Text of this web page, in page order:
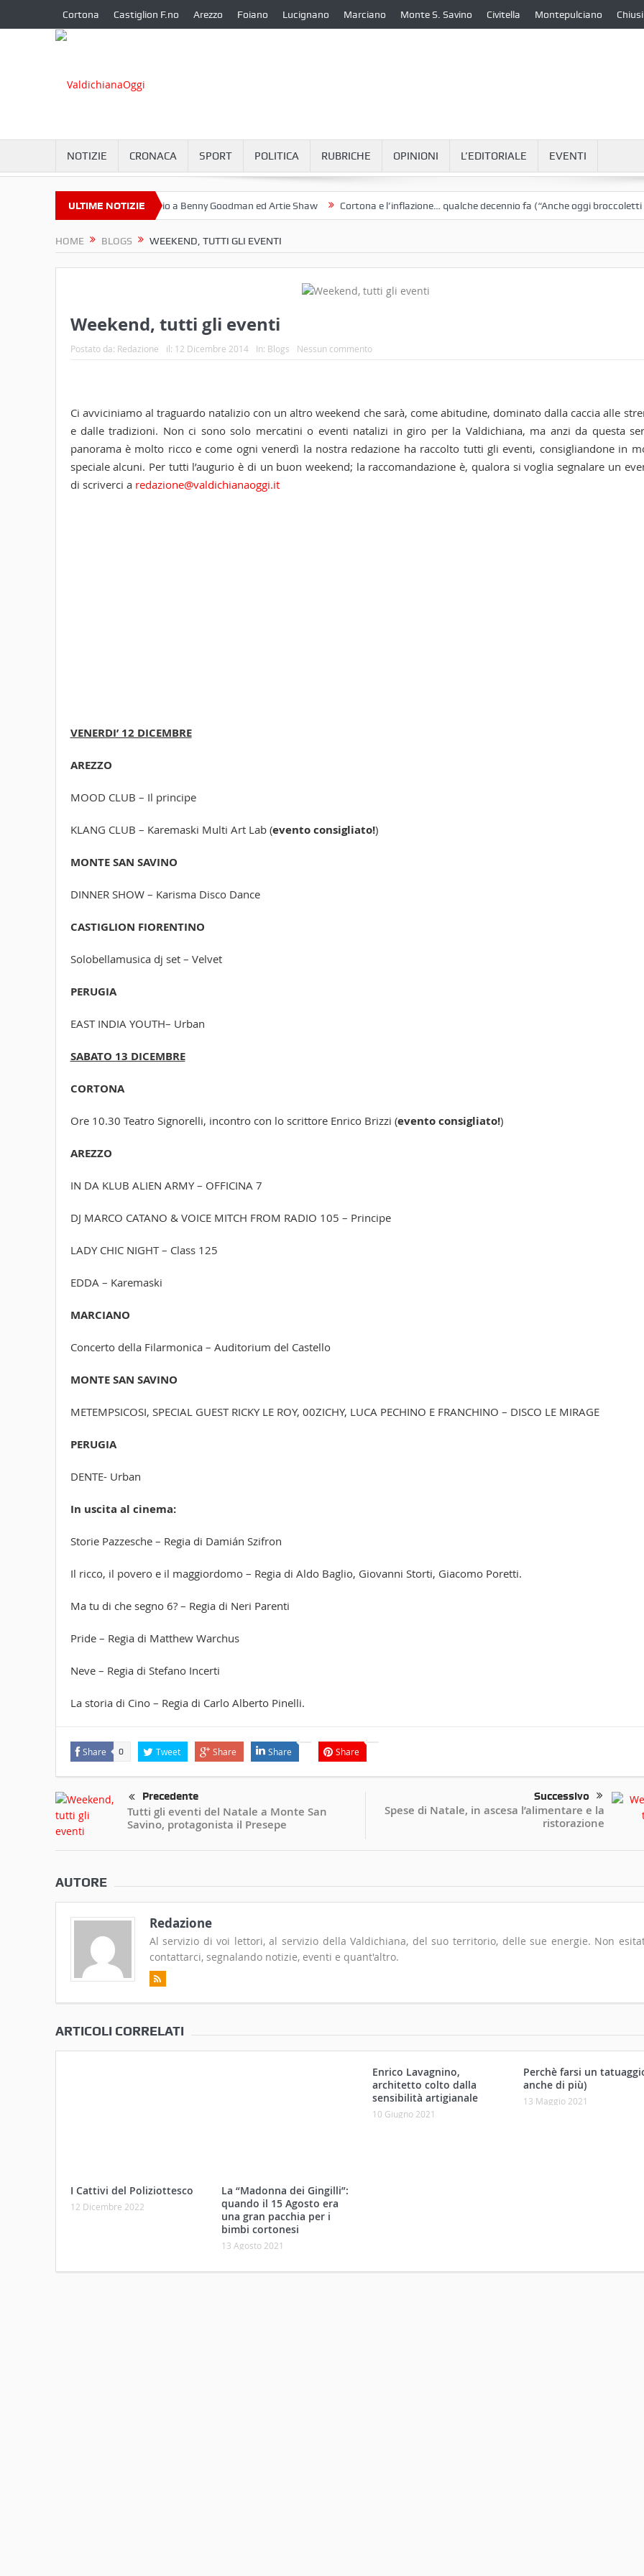
Cortona Castiglion F.no Arezzo Foiano Lucignano Marciano Monte S. Savino Civitella Montepulciano Chiusi
NOTIZIE CRONACA SPORT POLITICA RUBRICHE OPINIONI L’EDITORIALE EVENTI
ULTIME NOTIZIE
Omaggio a Benny Goodman ed Artie Shaw Cortona e l’inflazione… qualche decennio fa (“Anche oggi broccoletti e
HOME BLOGS WEEKEND, TUTTI GLI EVENTI
Weekend, tutti gli eventi
Postato da: Redazione il: 12 Dicembre 2014 In: Blogs Nessun commento
Ci avviciniamo al traguardo natalizio con un altro weekend che sarà, come abitudine, dominato dalla caccia alle
e dalle tradizioni. Non ci sono solo mercatini o eventi natalizi in giro per la Valdichiana, ma anzi da questa
panorama è molto ricco e come ogni venerdì la nostra redazione ha raccolto tutti gli eventi, consigliandone in
speciale alcuni. Per tutti l’augurio è di un buon weekend; la raccomandazione è, qualora si voglia segnalare un
di scriverci a redazione@valdichianaoggi.it
VENERDI’ 12 DICEMBRE
AREZZO
MOOD CLUB – Il principe
KLANG CLUB – Karemaski Multi Art Lab (evento consigliato!)
MONTE SAN SAVINO
DINNER SHOW – Karisma Disco Dance
CASTIGLION FIORENTINO
Solobellamusica dj set – Velvet
PERUGIA
EAST INDIA YOUTH– Urban
SABATO 13 DICEMBRE
CORTONA
Ore 10.30 Teatro Signorelli, incontro con lo scrittore Enrico Brizzi (evento consigliato!)
AREZZO
IN DA KLUB ALIEN ARMY – OFFICINA 7
DJ MARCO CATANO & VOICE MITCH FROM RADIO 105 – Principe
LADY CHIC NIGHT – Class 125
EDDA – Karemaski
MARCIANO
Concerto della Filarmonica – Auditorium del Castello
MONTE SAN SAVINO
METEMPSICOSI, SPECIAL GUEST RICKY LE ROY, 00ZICHY, LUCA PECHINO E FRANCHINO – DISCO LE MIRAGE
PERUGIA
DENTE- Urban
In uscita al cinema:
Storie Pazzesche – Regia di Damián Szifron
Il ricco, il povero e il maggiordomo – Regia di Aldo Baglio, Giovanni Storti, Giacomo Poretti.
Ma tu di che segno 6? – Regia di Neri Parenti
Pride – Regia di Matthew Warchus
Neve – Regia di Stefano Incerti
La storia di Cino – Regia di Carlo Alberto Pinelli.
Share 0 Tweet Share Share Share
Precedente
Tutti gli eventi del Natale a Monte San
Savino, protagonista il Presepe
Successivo
Spese di Natale, in ascesa l’alimentare e la
ristorazione
AUTORE
Redazione
Al servizio di voi lettori, al servizio della Valdichiana, del suo territorio, delle sue energie. Non
contattarci, segnalando notizie, eventi e quant'altro.
ARTICOLI CORRELATI
Enrico Lavagnino,
architetto colto dalla
sensibilità artigianale
10 Giugno 2021
Perchè farsi un
anche di più)
13 Maggio 2021